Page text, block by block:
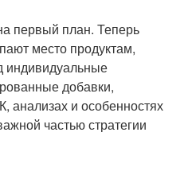
первый план. Теперь
место продуктам,
индивидуальные
добавки,
и особенностях
частью стратегии